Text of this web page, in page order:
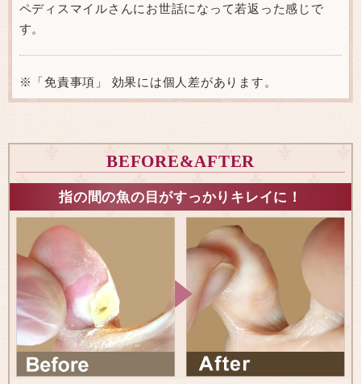
ペディスマイルさんにお世話になって若返った感じで
す。
※「免責事項」 効果には個人差があります。
BEFORE&AFTER
指の間の魚の目がすっかりキレイに！